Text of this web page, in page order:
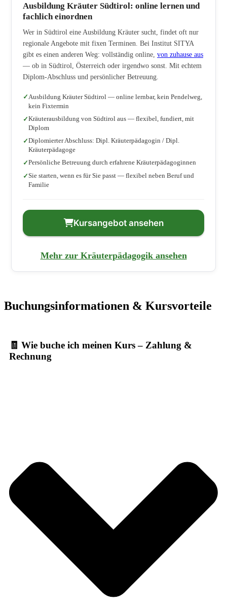
Ausbildung Kräuter Südtirol: online lernen und
fachlich einordnen
Wer in Südtirol eine Ausbildung Kräuter sucht, findet oft nur
regionale Angebote mit fixen Terminen. Bei Institut SITYA
gibt es einen anderen Weg: vollständig online, von zuhause aus
— ob in Südtirol, Österreich oder irgendwo sonst. Mit echtem
Diplom-Abschluss und persönlicher Betreuung.
Ausbildung Kräuter Südtirol — online lernbar, kein Pendelweg,
kein Fixtermin
Kräuterausbildung von Südtirol aus — flexibel, fundiert, mit
Diplom
Diplomierter Abschluss: Dipl. Kräuterpädagogin / Dipl.
Kräuterpädagoge
Persönliche Betreuung durch erfahrene Kräuterpädagoginnen
Sie starten, wenn es für Sie passt — flexibel neben Beruf und
Familie
Kursangebot ansehen
Mehr zur Kräuterpädagogik ansehen
Buchungsinformationen & Kursvorteile
🧾 Wie buche ich meinen Kurs – Zahlung &
Rechnung